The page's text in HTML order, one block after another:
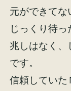
元ができてな
じっくり待
兆しはなく、
です。
信頼していた
会社概要
スタッフ紹介